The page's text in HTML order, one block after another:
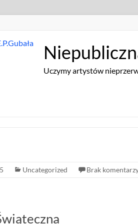
Uczymy artystów
Uncategorized Brak